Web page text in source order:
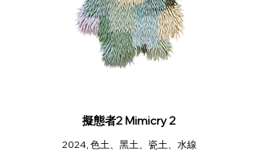
擬態者2 Mimicry 2
2024, 色土、黑土、瓷土、水線